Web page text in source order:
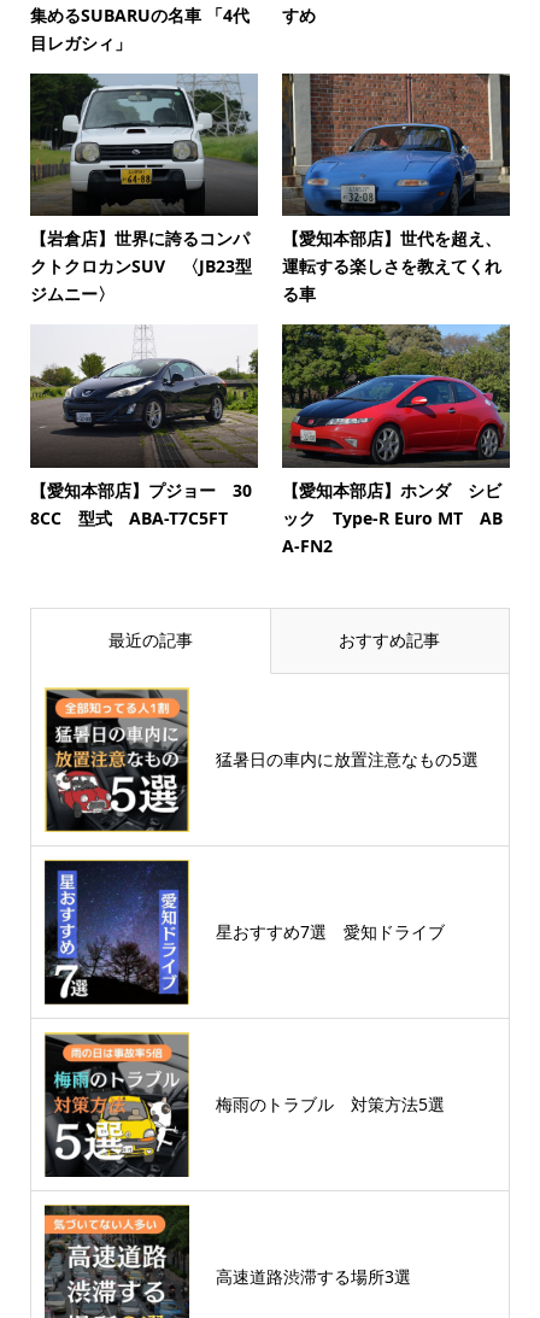
集めるSUBARUの名車 「4代
目レガシィ」
すめ
【岩倉店】世界に誇るコンパ
クトクロカンSUV 〈JB23型
ジムニー〉
【愛知本部店】世代を超え、
運転する楽しさを教えてくれ
る車
【愛知本部店】プジョー 30
8CC 型式 ABA-T7C5FT
【愛知本部店】ホンダ シビ
ック Type-R Euro MT AB
A-FN2
最近の記事 おすすめ記事
猛暑日の車内に放置注意なもの5選
星おすすめ7選 愛知ドライブ
梅雨のトラブル 対策方法5選
高速道路渋滞する場所3選